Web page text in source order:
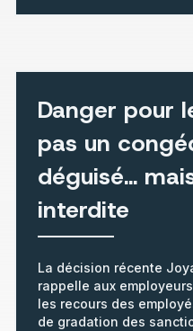
Danger pour
pas un
déguisé…
interdite
La décision récente
rappelle aux
les recours des
de gradation des